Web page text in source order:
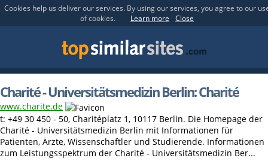
Cookies help us deliver our services. By using our services, you agree to our
of cookies.
Learn more Close
Charité - Universitätsmedizin Berlin: Charité
www.charite.de
t: +49 30 450 - 50, Charitéplatz 1, 10117 Berlin. Die Homepage der
Charité - Universitätsmedizin Berlin mit Informationen für
Patienten, Ärzte, Wissenschaftler und Studierende. Informationen
zum Leistungsspektrum der Charité - Universitätsmedizin Ber...